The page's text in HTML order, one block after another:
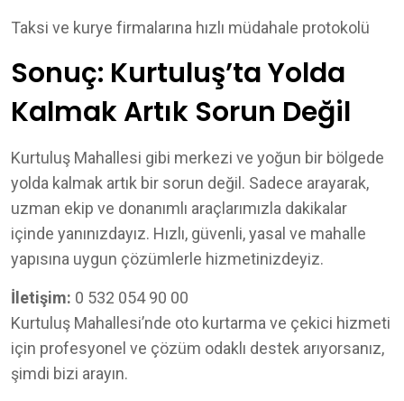
Taksi ve kurye firmalarına hızlı müdahale protokolü
Sonuç: Kurtuluş’ta Yolda
Kalmak Artık Sorun Değil
Kurtuluş Mahallesi gibi merkezi ve yoğun bir bölgede
yolda kalmak artık bir sorun değil. Sadece arayarak,
uzman ekip ve donanımlı araçlarımızla dakikalar
içinde yanınızdayız. Hızlı, güvenli, yasal ve mahalle
yapısına uygun çözümlerle hizmetinizdeyiz.
İletişim: 0 532 054 90 00
Kurtuluş Mahallesi’nde oto kurtarma ve çekici hizmeti
için profesyonel ve çözüm odaklı destek arıyorsanız,
şimdi bizi arayın.